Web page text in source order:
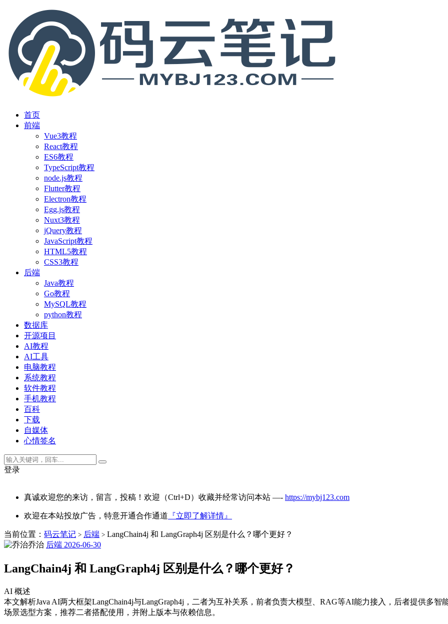
首页
前端
Vue3教程
React教程
ES6教程
TypeScript教程
node.js教程
Flutter教程
Electron教程
Egg.js教程
Nuxt3教程
jQuery教程
JavaScript教程
HTML5教程
CSS3教程
后端
Java教程
Go教程
MySQL教程
python教程
数据库
开源项目
AI教程
AI工具
电脑教程
系统教程
软件教程
手机教程
百科
下载
自媒体
心情签名
登录
真诚欢迎您的来访，留言，投稿！欢迎（Ctrl+D）收藏并经常访问本站 —- https://mybj123.com
欢迎在本站投放广告，特意开通合作通道 『立即了解详情』
当前位置： 码云笔记 > 后端 > LangChain4j 和 LangGraph4j 区别是什么？哪个更好？
乔治 后端 2026-06-30
LangChain4j 和 LangGraph4j 区别是什么？哪个更好？
AI 概述
本文解析Java AI两大框架LangChain4j与LangGraph4j，二者为互补关系，前者负责大模型、RAG等AI能力接入，后者提供多
场景选型方案，推荐二者搭配使用，并附上版本与依赖信息。